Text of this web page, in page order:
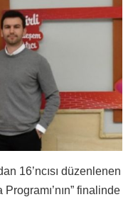
16’ncısı düzenlenen
finalinde